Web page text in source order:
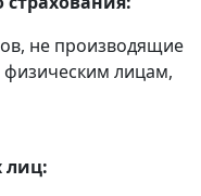
не производящие
лицам,
лиц: